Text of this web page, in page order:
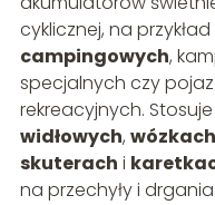
cyklicznej, na
campingowych,
specjalnych czy
rekreacyjnych.
widłowych,
skuterach i
na przechyły i drgania.